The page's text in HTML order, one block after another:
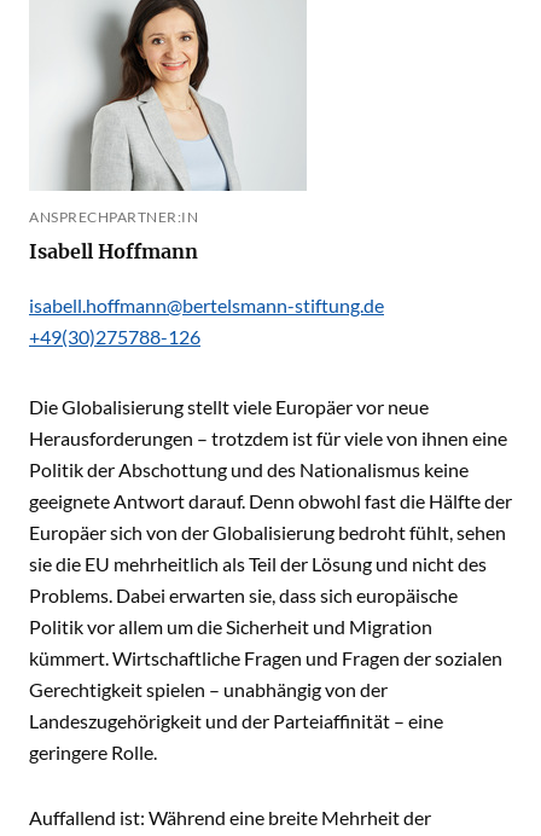
ANSPRECHPARTNER:IN
Isabell Hoffmann
isabell.hoffmann@bertelsmann-stiftung.de
+49(30)275788-126
Die Globalisierung stellt viele Europäer vor neue
Herausforderungen – trotzdem ist für viele von ihnen eine
Politik der Abschottung und des Nationalismus keine
geeignete Antwort darauf. Denn obwohl fast die Hälfte der
Europäer sich von der Globalisierung bedroht fühlt, sehen
sie die EU mehrheitlich als Teil der Lösung und nicht des
Problems. Dabei erwarten sie, dass sich europäische
Politik vor allem um die Sicherheit und Migration
kümmert. Wirtschaftliche Fragen und Fragen der sozialen
Gerechtigkeit spielen – unabhängig von der
Landeszugehörigkeit und der Parteiaffinität – eine
geringere Rolle.
Auffallend ist: Während eine breite Mehrheit der